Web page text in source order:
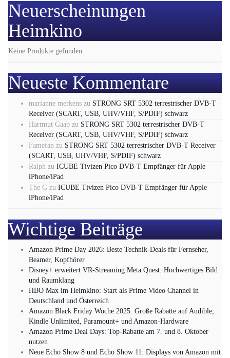
Neuerscheinungen
Heimkino
Keine Produkte gefunden.
Neueste Kommentare
marianne merkens zu STRONG SRT 5302 terrestrischer DVB-T
Receiver (SCART, USB, UHV/VHF, S/PDIF) schwarz
Hartmut Gaab zu STRONG SRT 5302 terrestrischer DVB-T
Receiver (SCART, USB, UHV/VHF, S/PDIF) schwarz
Famefan zu STRONG SRT 5302 terrestrischer DVB-T Receiver
(SCART, USB, UHV/VHF, S/PDIF) schwarz
Ralph zu ICUBE Tivizen Pico DVB-T Empfänger für Apple
iPhone/iPad
The G zu ICUBE Tivizen Pico DVB-T Empfänger für Apple
iPhone/iPad
Wichtige Beiträge
Amazon Prime Day 2026: Beste Technik-Deals für Fernseher,
Beamer, Kopfhörer
Disney+ erweitert VR‑Streaming Meta Quest: Hochwertiges Bild
und Raumklang
HBO Max im Heimkino: Start als Prime Video Channel in
Deutschland und Österreich
Amazon Black Friday Woche 2025: Große Rabatte auf Audible,
Kindle Unlimited, Paramount+ und Amazon‑Hardware
Amazon Prime Deal Days: Top-Rabatte am 7. und 8. Oktober
nutzen
Neue Echo Show 8 und Echo Show 11: Displays von Amazon mit